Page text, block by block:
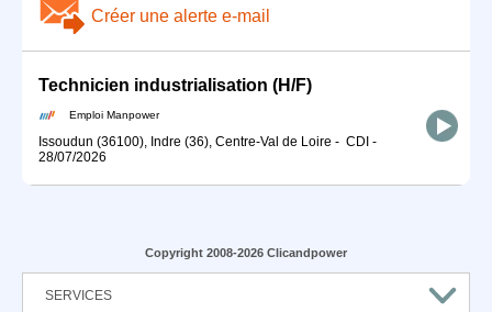
Créer une alerte e-mail
Technicien industrialisation (H/F)
Emploi Manpower
Issoudun (36100), Indre (36), Centre-Val de Loire - CDI -
28/07/2026
Copyright 2008-2026 Clicandpower
SERVICES